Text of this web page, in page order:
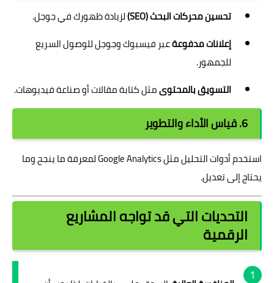
تحسين محركات البحث (SEO)
لزيادة ظهورك في جوجل.
إعلانات مدفوعةعبر فيسبوك وجوجل للوصول السريع
للجمهور.
التسويق بالمحتوىمثل كتابة مقالات أو صناعة فيديوهات.
6. قياس الأداء والتطوير
استخدم أدوات التحليل مثل Google Analytics لمعرفة ما ينجح وما
يحتاج إلى تعديل.
التحديات التي قد تواجه المشاريع
الرقمية